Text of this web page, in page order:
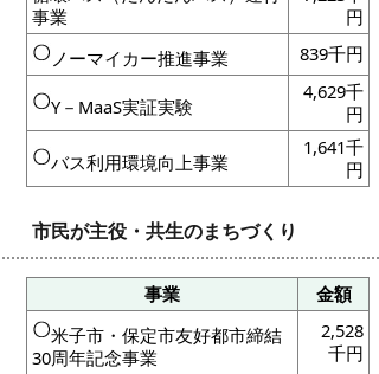
事業
円
ノーマイカー推進事業
839千円
Y－MaaS実証実験
4,629千
円
バス利用環境向上事業
1,641千
円
市民が主役・共生のまちづくり
事業
金額
米子市・保定市友好都市締結
30周年記念事業
2,528
千円